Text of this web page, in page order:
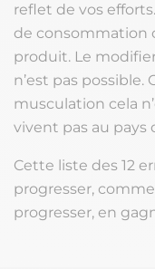
reflet de vos
de consommation
produit. Le
n’est pas possible.
musculation cela
vivent pas au pays
Cette liste des 12
progresser,
progresser, en